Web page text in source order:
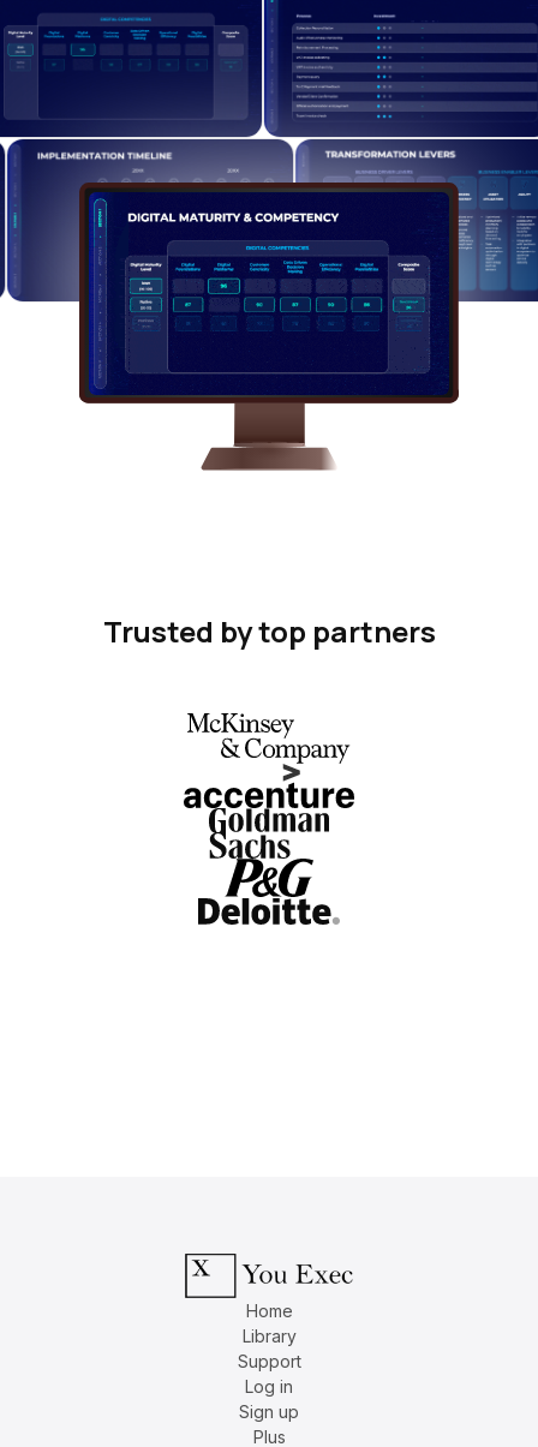
Trusted by top partners
Home
Library
Support
Log in
Sign up
Plus